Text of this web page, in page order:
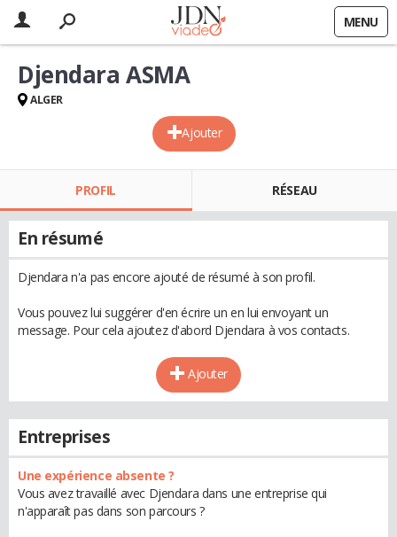
MENU
Ajouter
Djendara ASMA
ALGER
PROFIL RÉSEAU
En résumé
Djendara n'a pas encore ajouté de résumé à son profil.
Vous pouvez lui suggérer d'en écrire un en lui envoyant un
message. Pour cela ajoutez d'abord Djendara à vos contacts.
Ajouter
Entreprises
Une expérience absente ?
Vous avez travaillé avec Djendara dans une entreprise qui
n'apparaît pas dans son parcours ?